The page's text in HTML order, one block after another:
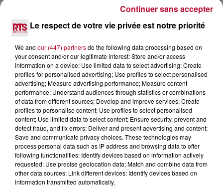
7 août 2026
DINER CONCERT À LA MJC DE MARSEILLAN
Le respect de votre vie privée est notre priorité
We and our (447) partnersdo the following data processing based on
your consent and/or our legitimate interest: Store and/or access
information on a device; Use limited data to select advertising; Create
profiles for personalised advertising; Use profiles to select personalised
advertising; Measure advertising performance; Measure content
performance; Understand audiences through statistics or combinations
of data from different sources; Develop and improve services; Create
profiles to personalise content; Use profiles to select personalised
content; Use limited data to select content; Ensure security, prevent and
detect fraud, and fix errors; Deliver and present advertising and content;
Save and communicate privacy choices. These technologies may
process personal data such as IP address and browsing data to offer
following functionalities: Identify devices based on information actively
requested; Use precise geolocation data; Match and combine data from
other data sources; Link different devices; Identify devices based on
information transmitted automatically.
Continuer sans accepter